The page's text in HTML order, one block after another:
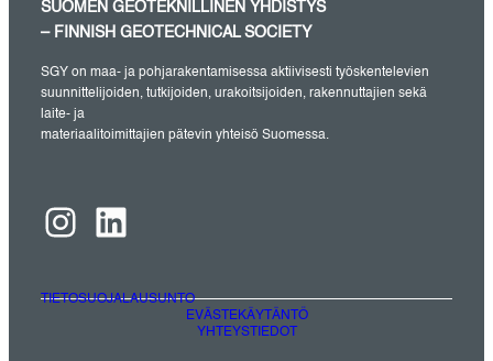
SUOMEN GEOTEKNILLINEN YHDISTYS
– FINNISH GEOTECHNICAL SOCIETY
SGY on maa- ja pohjarakentamisessa aktiivisesti työskentelevien
suunnittelijoiden, tutkijoiden, urakoitsijoiden, rakennuttajien sekä
laite- ja
materiaalitoimittajien pätevin yhteisö Suomessa.
Instagram LinkedIn
TIETOSUOJALAUSUNTO
EVÄSTEKÄYTÄNTÖ
YHTEYSTIEDOT